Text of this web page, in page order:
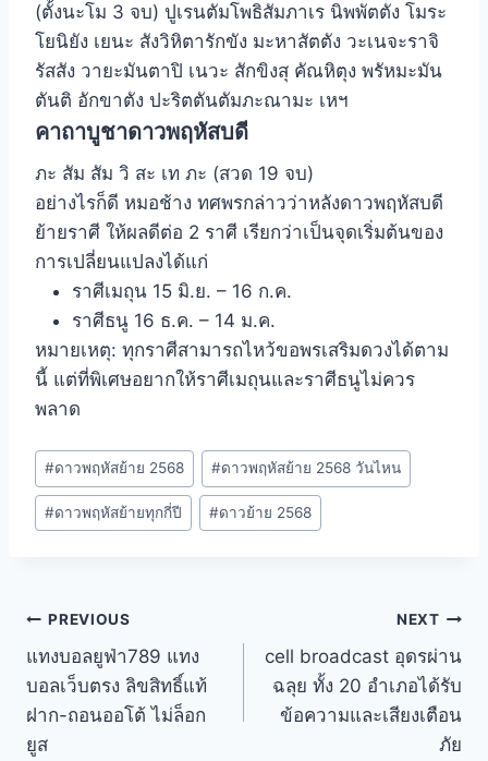
(ตั้งนะโม 3 จบ) ปูเรนตัมโพธิสัมภาเร นิพพัตตัง โมระ
โยนิยัง เยนะ สังวิหิตารักขัง มะหาสัตตัง วะเนจะราจิ
รัสสัง วายะมันตาปิ เนวะ สักขิงสุ คัณหิตุง พรัหมะมัน
ตันติ อักขาตัง ปะริตตันตัมภะณามะ เหฯ
คาถาบูชาดาวพฤหัสบดี
ภะ สัม สัม วิ สะ เท ภะ (สวด 19 จบ)
อย่างไรก็ดี หมอช้าง ทศพรกล่าวว่าหลังดาวพฤหัสบดี
ย้ายราศี ให้ผลดีต่อ 2 ราศี เรียกว่าเป็นจุดเริ่มต้นของ
การเปลี่ยนแปลงได้แก่
ราศีเมถุน 15 มิ.ย. – 16 ก.ค.
ราศีธนู 16 ธ.ค. – 14 ม.ค.
หมายเหตุ: ทุกราศีสามารถไหว้ขอพรเสริมดวงได้ตาม
นี้ แต่ที่พิเศษอยากให้ราศีเมถุนและราศีธนูไม่ควร
พลาด
#ดาวพฤหัสย้าย 2568 #ดาวพฤหัสย้าย 2568 วันไหน
#ดาวพฤหัสย้ายทุกกี่ปี #ดาวย้าย 2568
PREVIOUS
แทงบอลยูฟ่า789 แทง
บอลเว็บตรง ลิขสิทธิ์แท้
ฝาก-ถอนออโต้ ไม่ล็อก
ยูส
NEXT
cell broadcast อุดรผ่าน
ฉลุย ทั้ง 20 อำเภอได้รับ
ข้อความและเสียงเตือน
ภัย